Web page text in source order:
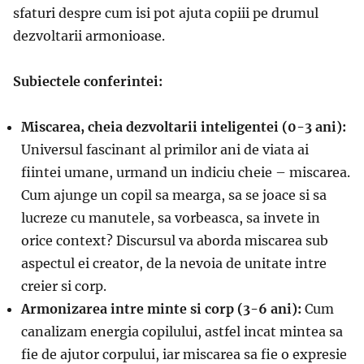
sfaturi despre cum isi pot ajuta copiii pe drumul
dezvoltarii armonioase.
Subiectele conferintei:
Miscarea, cheia dezvoltarii inteligentei (0-3 ani):
Universul fascinant al primilor ani de viata ai
fiintei umane, urmand un indiciu cheie – miscarea.
Cum ajunge un copil sa mearga, sa se joace si sa
lucreze cu manutele, sa vorbeasca, sa invete in
orice context? Discursul va aborda miscarea sub
aspectul ei creator, de la nevoia de unitate intre
creier si corp.
Armonizarea intre minte si corp (3-6 ani): Cum
canalizam energia copilului, astfel incat mintea sa
fie de ajutor corpului, iar miscarea sa fie o expresie